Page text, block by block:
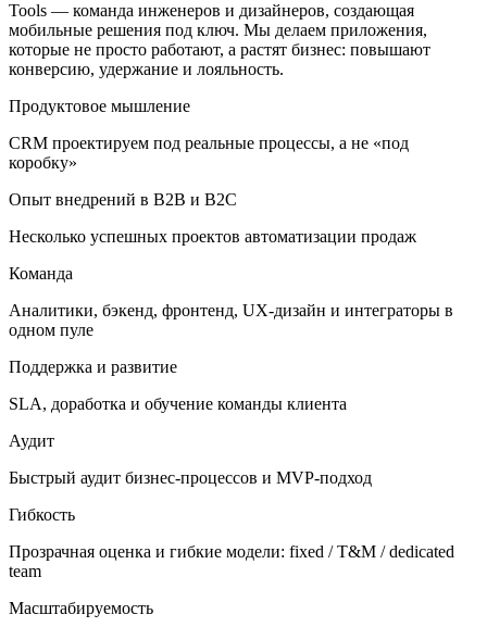
Tools — команда инженеров и дизайнеров, создающая
мобильные решения под ключ. Мы делаем приложения,
которые не просто работают, а растят бизнес: повышают
конверсию, удержание и лояльность.
Продуктовое мышление
CRM проектируем под реальные процессы, а не «под
коробку»
Опыт внедрений в B2B и B2C
Несколько успешных проектов автоматизации продаж
Команда
Аналитики, бэкенд, фронтенд, UX-дизайн и интеграторы в
одном пуле
Поддержка и развитие
SLA, доработка и обучение команды клиента
Аудит
Быстрый аудит бизнес-процессов и MVP-подход
Гибкость
Прозрачная оценка и гибкие модели: fixed / T&M / dedicated
team
Масштабируемость